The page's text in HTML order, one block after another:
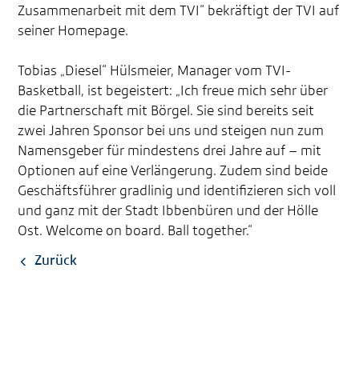
Zusammenarbeit mit dem TVI“ bekräftigt der TVI auf
seiner Homepage.
Tobias „Diesel“ Hülsmeier, Manager vom TVI-
Basketball, ist begeistert: „Ich freue mich sehr über
die Partnerschaft mit Börgel. Sie sind bereits seit
zwei Jahren Sponsor bei uns und steigen nun zum
Namensgeber für mindestens drei Jahre auf – mit
Optionen auf eine Verlängerung. Zudem sind beide
Geschäftsführer gradlinig und identifizieren sich voll
und ganz mit der Stadt Ibbenbüren und der Hölle
Ost. Welcome on board. Ball together.“
Zurück